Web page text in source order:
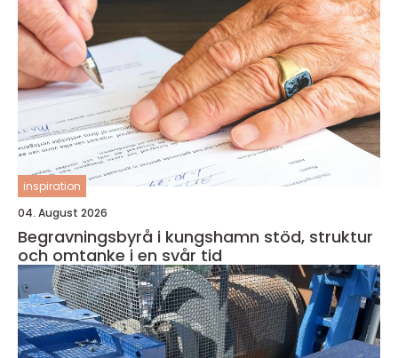
inspiration
04. August 2026
Begravningsbyrå i kungshamn stöd, struktur
och omtanke i en svår tid